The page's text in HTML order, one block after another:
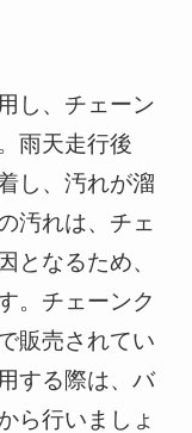
し、チェーン
雨天走行後
し、汚れが溜
汚れは、チェ
となるため、
。チェーンク
販売されてい
する際は、バ
ら行いましょ